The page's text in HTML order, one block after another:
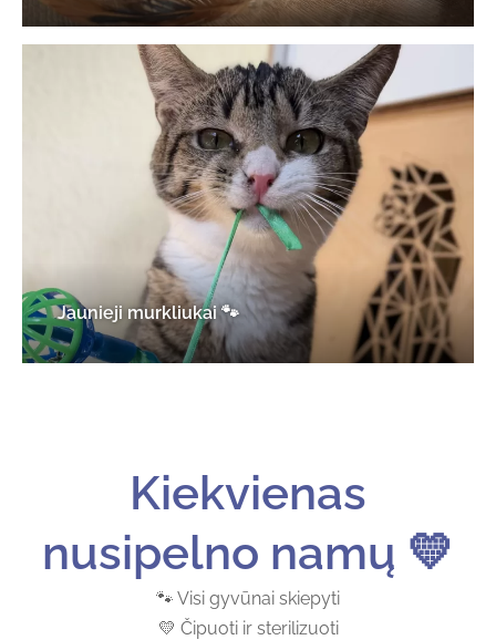
Jaunieji murkliukai 🐾
Kiekvienas
nusipelno namų 💛
🐾 Visi gyvūnai skiepyti
💛 Čipuoti ir sterilizuoti